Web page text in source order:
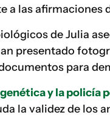
a las afirmaciones
de Julia
presentado
para
y la policía
la validez de los